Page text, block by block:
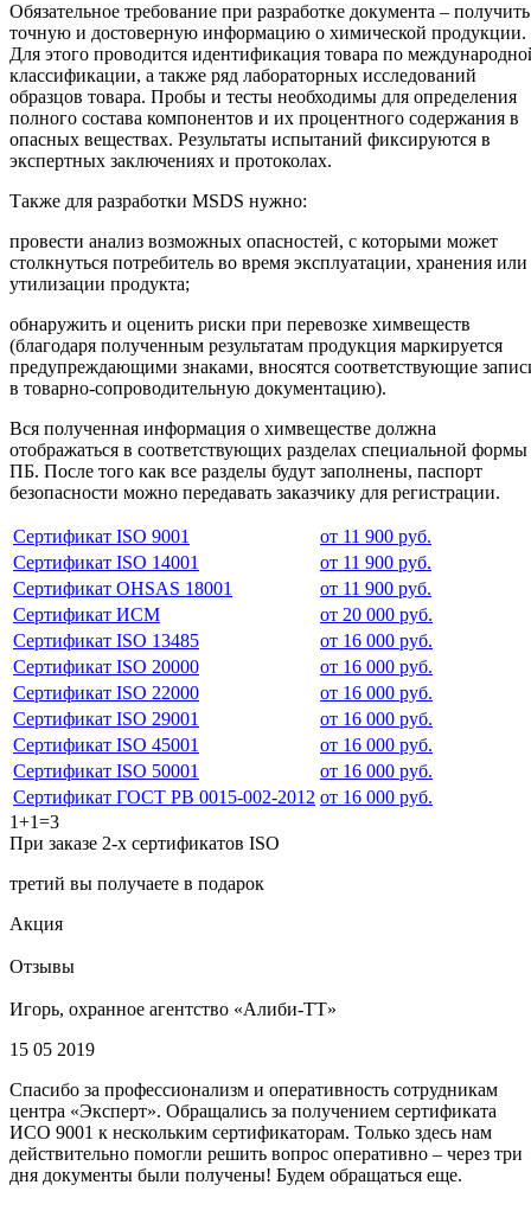
Обязательное требование при разработке документа – получить
точную и достоверную информацию о химической продукции.
Для этого проводится идентификация товара по
классификации, а также ряд лабораторных исследований
образцов товара. Пробы и тесты необходимы для определения
полного состава компонентов и их процентного содержания в
опасных веществах. Результаты испытаний фиксируются в
экспертных заключениях и протоколах.
Также для разработки MSDS нужно:
провести анализ возможных опасностей, с которыми может
столкнуться потребитель во время эксплуатации, хранения или
утилизации продукта;
обнаружить и оценить риски при перевозке химвеществ
(благодаря полученным результатам продукция маркируется
предупреждающими знаками, вносятся соответствующие
в товарно-сопроводительную документацию).
Вся полученная информация о химвеществе должна
отображаться в соответствующих разделах специальной формы
ПБ. После того как все разделы будут заполнены, паспорт
безопасности можно передавать заказчику для регистрации.
Сертификат ISO 9001
от 11 900 руб.
Сертификат ISO 14001
от 11 900 руб.
Сертификат OHSAS 18001
от 11 900 руб.
Сертификат ИСМ
от 20 000 руб.
Сертификат ISO 13485
от 16 000 руб.
Сертификат ISO 20000
от 16 000 руб.
Сертификат ISO 22000
от 16 000 руб.
Сертификат ISO 29001
от 16 000 руб.
Сертификат ISO 45001
от 16 000 руб.
Сертификат ISO 50001
от 16 000 руб.
Сертификат ГОСТ РВ 0015-002-2012 от 16 000 руб.
1+1=3
При заказе 2-х сертификатов ISO
третий вы получаете в подарок
Акция
Отзывы
Игорь, охранное агентство «Алиби-ТТ»
15 05 2019
Спасибо за профессионализм и оперативность сотрудникам
центра «Эксперт». Обращались за получением сертификата
ИСО 9001 к нескольким сертификаторам. Только здесь нам
действительно помогли решить вопрос оперативно – через три
дня документы были получены! Будем обращаться еще.